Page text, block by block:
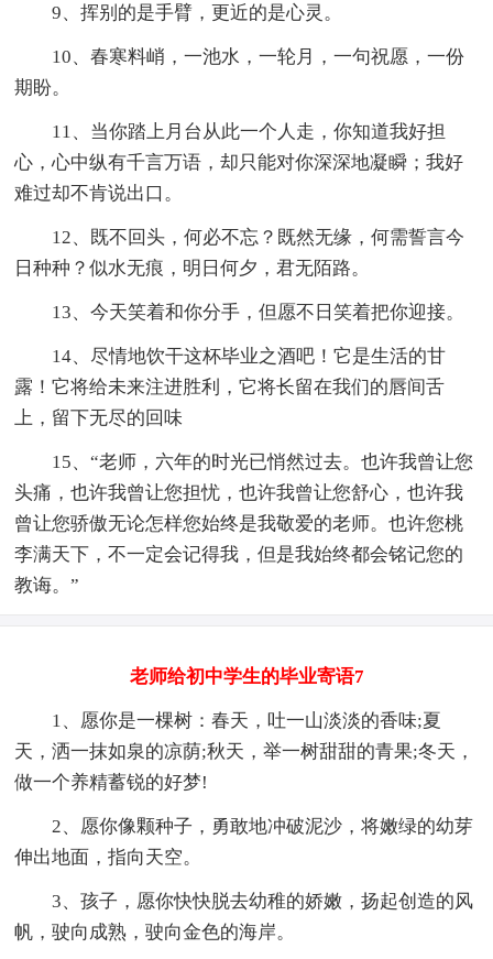
9、挥别的是手臂，更近的是心灵。
10、春寒料峭，一池水，一轮月，一句祝愿，一份
期盼。
11、当你踏上月台从此一个人走，你知道我好担
心，心中纵有千言万语，却只能对你深深地凝瞬；我好
难过却不肯说出口。
12、既不回头，何必不忘？既然无缘，何需誓言今
日种种？似水无痕，明日何夕，君无陌路。
13、今天笑着和你分手，但愿不日笑着把你迎接。
14、尽情地饮干这杯毕业之酒吧！它是生活的甘
露！它将给未来注进胜利，它将长留在我们的唇间舌
上，留下无尽的回味
15、“老师，六年的时光已悄然过去。也许我曾让您
头痛，也许我曾让您担忧，也许我曾让您舒心，也许我
曾让您骄傲无论怎样您始终是我敬爱的老师。也许您桃
李满天下，不一定会记得我，但是我始终都会铭记您的
教诲。”
老师给初中学生的毕业寄语7
1、愿你是一棵树：春天，吐一山淡淡的香味;夏
天，洒一抹如泉的凉荫;秋天，举一树甜甜的青果;冬天，
做一个养精蓄锐的好梦!
2、愿你像颗种子，勇敢地冲破泥沙，将嫩绿的幼芽
伸出地面，指向天空。
3、孩子，愿你快快脱去幼稚的娇嫩，扬起创造的风
帆，驶向成熟，驶向金色的海岸。